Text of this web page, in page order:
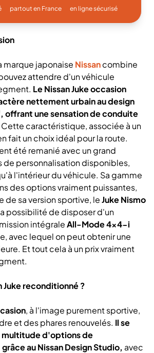
partout en France en ligne sécurisé
marque japonaise Nissancombine
attendre d'un véhicule
Le Nissan Juke occasion
nettement urbain au design
offrant une sensation de conduite
Cette caractéristique, associée à un
fait un choix idéal pour la route.
été remanié avec un grand
personnalisation disponibles,
l'intérieur du véhicule. Sa gamme
des options vraiment puissantes,
de sa version sportive, leJuke Nismo
possibilité de disposer d'un
intégraleAll-Mode 4x4-i
avec lequel on peut obtenir une
Et tout cela à un prix vraiment
Juke reconditionné ?
, à l'image purement sportive,
et des phares renouvelés. Il se
multitude d'options de
au Nissan Design Studio, avec